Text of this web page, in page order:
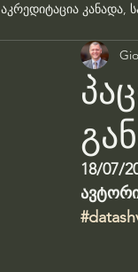
აკრედიტაცია კანადა,
18/07/